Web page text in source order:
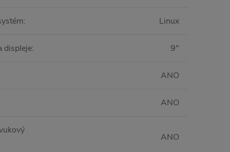
: Linux
displeje: 9"
ANO
ANO
ANO